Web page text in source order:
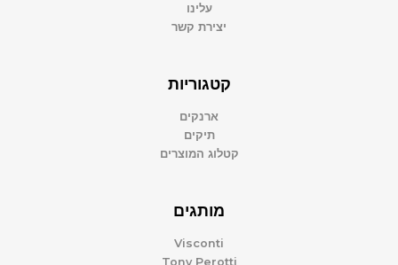
עלינו
יצירת קשר
קטגוריות
ארנקים
תיקים
קטלוג המוצרים
מותגים
Visconti
Tony Perotti